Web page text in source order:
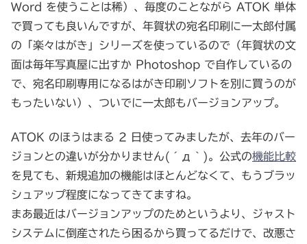
Word を使うことは稀）、毎度のことながら ATOK 単体
で買っても良いんですが、年賀状の宛名印刷に一太郎付属
の「楽々はがき」シリーズを使っているので（年賀状の文
面は毎年写真屋に出すか Photoshop で自作しているの
で、宛名印刷専用になるはがき印刷ソフトを別に買うのが
もったいない）、ついでに一太郎もバージョンアップ。
ATOK のほうはまる 2 日使ってみましたが、去年のバー
ジョンとの違いが分かりません(´д｀)。公式の機能比較
を見ても、新規追加の機能はほとんどなくて、もうブラッ
シュアップ程度になってきてますね。
まあ最近はバージョンアップのためというより、ジャスト
システムに倒産されたら困るから買ってるだけで、改悪さ